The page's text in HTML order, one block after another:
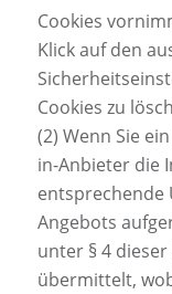
Cookies
Klick auf den
Cookies zu
(2) Wenn Sie
in-Anbieter die
entsprechende
Angebots
unter § 4
übermittelt,